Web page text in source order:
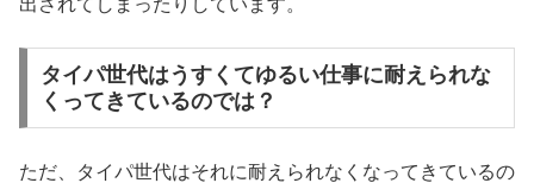
出されてしまったりしています。
タイパ世代はうすくてゆるい仕事に耐えられな
くってきているのでは？
ただ、タイパ世代はそれに耐えられなくなってきているの